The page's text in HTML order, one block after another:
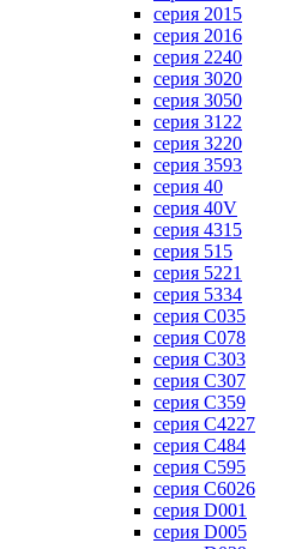
серия 2015
серия 2016
серия 2240
серия 3020
серия 3050
серия 3122
серия 3220
серия 3593
серия 40
серия 40V
серия 4315
серия 515
серия 5221
серия 5334
серия C035
серия C078
серия C303
серия C307
серия C359
серия C4227
серия C484
серия C595
серия C6026
серия D001
серия D005